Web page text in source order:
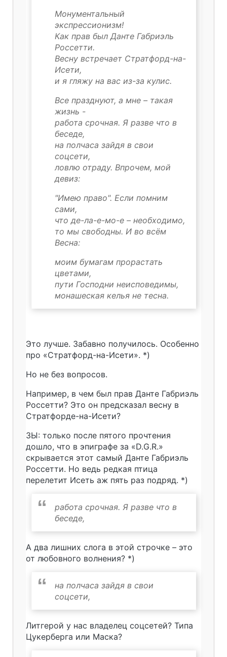
Монументальный
экспрессионизм!
Как прав был Данте Габриэль
Россетти.
Весну встречает Стратфорд-на-
Исети,
и я гляжу на вас из-за кулис.
Все празднуют, а мне – такая
жизнь -
работа срочная. Я разве что в
беседе,
на полчаса зайдя в свои
соцсети,
ловлю отраду. Впрочем, мой
девиз:
"Имею право". Если помним
сами,
что де-ла-е-мо-е – необходимо,
то мы свободны. И во всём
Весна:
моим бумагам прорастать
цветами,
пути Господни неисповедимы,
монашеская келья не тесна.
Это лучше. Забавно получилось. Особенно
про «Стратфорд-на-Исети». *)
Но не без вопросов.
Например, в чем был прав Данте Габриэль
Россетти? Это он предсказал весну в
Стратфорде-на-Исети?
ЗЫ: только после пятого прочтения
дошло, что в эпиграфе за «D.G.R.»
скрывается этот самый Данте Габриэль
Россетти. Но ведь редкая птица
перелетит Исеть аж пять раз подряд. *)
работа срочная. Я разве что в
беседе,
А два лишних слога в этой строчке – это
от любовного волнения? *)
на полчаса зайдя в свои
соцсети,
Литгерой у нас владелец соцсетей? Типа
Цукерберга или Маска?